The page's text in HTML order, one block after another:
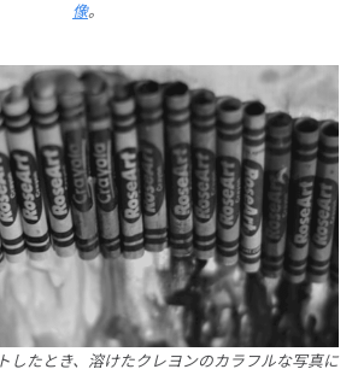
像。
したとき、溶けたクレヨンのカラフルな写真に